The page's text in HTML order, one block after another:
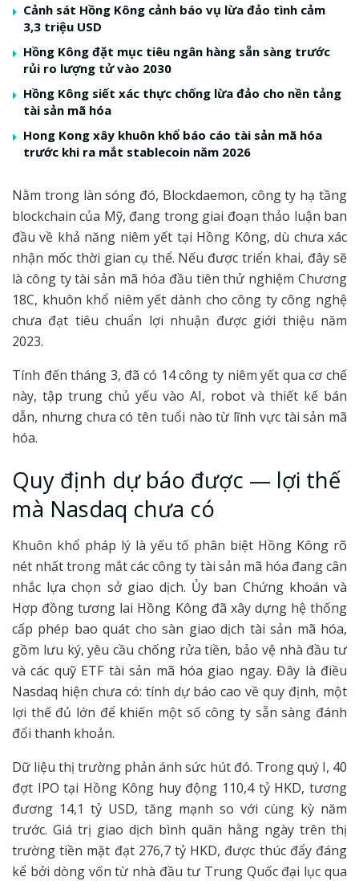
Cảnh sát Hồng Kông cảnh báo vụ lừa đảo tình cảm
3,3 triệu USD
Hồng Kông đặt mục tiêu ngân hàng sẵn sàng trước
rủi ro lượng tử vào 2030
Hồng Kông siết xác thực chống lừa đảo cho nền tảng
tài sản mã hóa
Hong Kong xây khuôn khổ báo cáo tài sản mã hóa
trước khi ra mắt stablecoin năm 2026
Nằm trong làn sóng đó, Blockdaemon, công ty hạ tầng
blockchain của Mỹ, đang trong giai đoạn thảo luận ban
đầu về khả năng niêm yết tại Hồng Kông, dù chưa xác
nhận mốc thời gian cụ thể. Nếu được triển khai, đây sẽ
là công ty tài sản mã hóa đầu tiên thử nghiệm Chương
18C, khuôn khổ niêm yết dành cho công ty công nghệ
chưa đạt tiêu chuẩn lợi nhuận được giới thiệu năm
2023.
Tính đến tháng 3, đã có 14 công ty niêm yết qua cơ chế
này, tập trung chủ yếu vào AI, robot và thiết kế bán
dẫn, nhưng chưa có tên tuổi nào từ lĩnh vực tài sản mã
hóa.
Quy định dự báo được — lợi thế
mà Nasdaq chưa có
Khuôn khổ pháp lý là yếu tố phân biệt Hồng Kông rõ
nét nhất trong mắt các công ty tài sản mã hóa đang cân
nhắc lựa chọn sở giao dịch. Ủy ban Chứng khoán và
Hợp đồng tương lai Hồng Kông đã xây dựng hệ thống
cấp phép bao quát cho sàn giao dịch tài sản mã hóa,
gồm lưu ký, yêu cầu chống rửa tiền, bảo vệ nhà đầu tư
và các quỹ ETF tài sản mã hóa giao ngay. Đây là điều
Nasdaq hiện chưa có: tính dự báo cao về quy định, một
lợi thế đủ lớn để khiến một số công ty sẵn sàng đánh
đổi thanh khoản.
Dữ liệu thị trường phản ánh sức hút đó. Trong quý I, 40
đợt IPO tại Hồng Kông huy động 110,4 tỷ HKD, tương
đương 14,1 tỷ USD, tăng mạnh so với cùng kỳ năm
trước. Giá trị giao dịch bình quân hằng ngày trên thị
trường tiền mặt đạt 276,7 tỷ HKD, được thúc đẩy đáng
kể bởi dòng vốn từ nhà đầu tư Trung Quốc đại lục qua